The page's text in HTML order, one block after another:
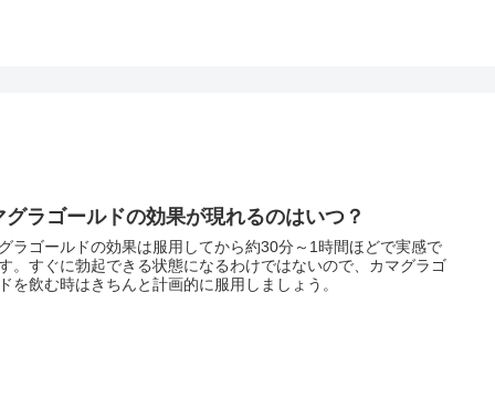
グラゴールドの効果が現れるのはいつ？
ラゴールドの効果は服用してから約30分～1時間ほどで実感で
。すぐに勃起できる状態になるわけではないので、カマグラゴ
を飲む時はきちんと計画的に服用しましょう。